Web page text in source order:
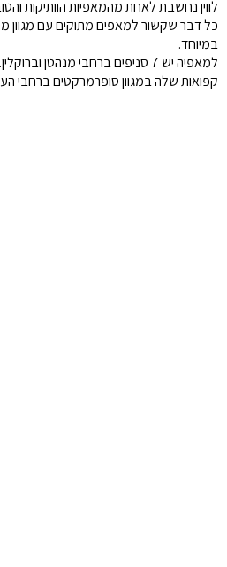
לווין נחשבת לאחת מהמאפיות הוותיקות
כל דבר שקשור למאפים מתוקים עם מגוון
במיוחד.
למאפיה יש 7 סניפים ברחבי מנהטן
קפואות שלה במגוון סופרמרקטים ברחבי